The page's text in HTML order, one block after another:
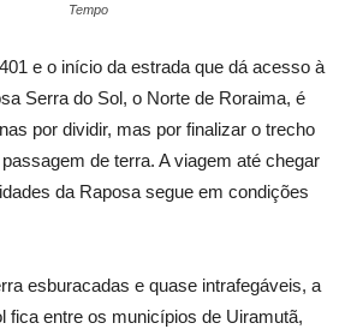
Tempo
e o início da estrada que dá acesso à
Serra do Sol, o Norte de Roraima, é
por dividir, mas por finalizar o trecho
de terra. A viagem até chegar
da Raposa segue em condições
esburacadas e quase intrafegáveis, a
fica entre os municípios de Uiramutã,